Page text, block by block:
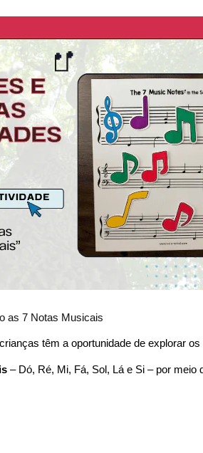
as 7 Notas Musicais
têm a oportunidade de explorar
– Dó, Ré, Mi, Fá, Sol, Lá e Si – por